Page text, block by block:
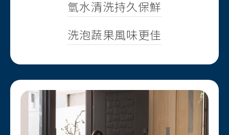
氫水清洗持久保鮮
洗泡蔬果風味更佳